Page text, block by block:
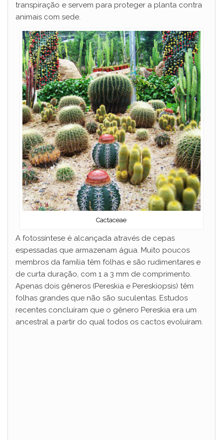
i
d
e
o
transpiração e servem para proteger a planta contra
animais com sede.
Cactaceae
A fotossíntese é alcançada através de cepas
espessadas que armazenam água. Muito poucos
membros da família têm folhas e são rudimentares e
de curta duração, com 1 a 3 mm de comprimento.
Apenas dois gêneros (Pereskia e Pereskiopsis) têm
folhas grandes que não são suculentas. Estudos
recentes concluíram que o gênero Pereskia era um
ancestral a partir do qual todos os cactos evoluíram.